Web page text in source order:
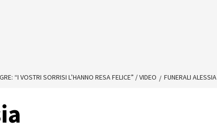
“I VOSTRI SORRISI L’HANNO RESA FELICE” / VIDEO FUNERALI ALESSIA